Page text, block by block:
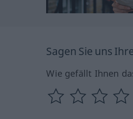
Sagen Sie uns
Wie gefällt Ihnen